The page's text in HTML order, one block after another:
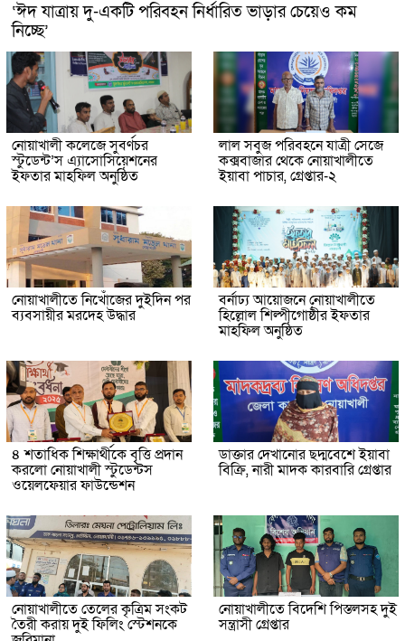
‘ঈদ যাত্রায় দু-একটি পরিবহন নির্ধারিত ভাড়ার চেয়েও কম
নিচ্ছে’
নোয়াখালী কলেজে সুবর্ণচর
স্টুডেন্ট’স এ্যাসোসিয়েশনের
ইফতার মাহফিল অনুষ্ঠিত
লাল সবুজ পরিবহনে যাত্রী সেজে
কক্সবাজার থেকে নোয়াখালীতে
ইয়াবা পাচার, গ্রেপ্তার-২
নোয়াখালীতে নিখোঁজের দুইদিন পর
ব্যবসায়ীর মরদেহ উদ্ধার
বর্নাঢ্য আয়োজনে নোয়াখালীতে
হিল্লোল শিল্পীগোষ্ঠীর ইফতার
মাহফিল অনুষ্ঠিত
৪ শতাধিক শিক্ষার্থীকে বৃত্তি প্রদান
করলো নোয়াখালী স্টুডেন্টস
ওয়েলফেয়ার ফাউন্ডেশন
ডাক্তার দেখানোর ছদ্মবেশে ইয়াবা
বিক্রি, নারী মাদক কারবারি গ্রেপ্তার
নোয়াখালীতে তেলের কৃত্রিম সংকট
তৈরী করায় দুই ফিলিং স্টেশনকে
নোয়াখালীতে বিদেশি পিস্তলসহ দুই
সন্ত্রাসী গ্রেপ্তার